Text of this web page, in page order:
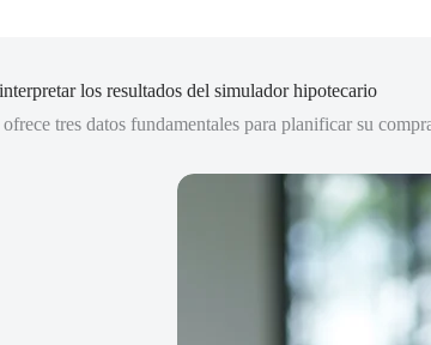
los resultados del simulador hipotecario
tres datos fundamentales para planificar su